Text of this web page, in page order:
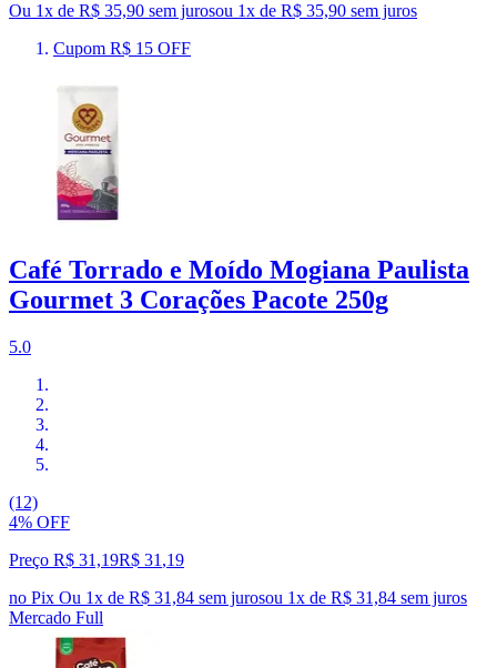
Ou 1x de R$ 35,90 sem jurosou 1x de R$ 35,90 sem juros
Cupom R$ 15 OFF
Café Torrado e Moído Mogiana Paulista
Gourmet 3 Corações Pacote 250g
5.0
(12)
4% OFF
Preço R$ 31,19R$ 31 ,19
no Pix Ou 1x de R$ 31,84 sem jurosou 1x de R$ 31,84 sem juros
Mercado Full